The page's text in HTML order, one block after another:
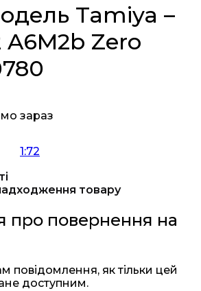
Tamiya –
A6M2b Zero
зараз
1:72
товару
про повернення на
повідомлення, як тільки цей
доступним.